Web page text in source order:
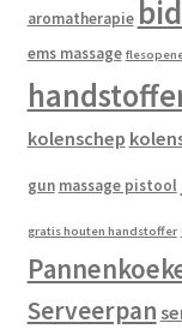
aromatherapie
ems massage
kolenschep
gun massage pistool
gratis houten handstoffer
Serveerpan